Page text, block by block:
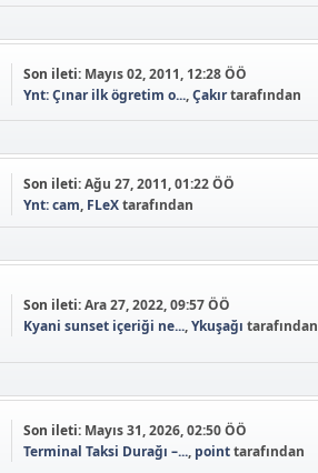
Son ileti: Mayıs 02, 2011, 12:28 ÖÖ
Ynt: Çınar ilk ögretim o...,Çakırtarafından
Son ileti:Ağu 27, 2011, 01:22 ÖÖ
Ynt: cam, FLeXtarafından
Son ileti:Ara 27, 2022, 09:57 ÖÖ
Kyani sunset içeriği ne...,Ykuşağı tarafından
Son ileti: Mayıs 31, 2026, 02:50 ÖÖ
Terminal Taksi Durağı –..., pointtarafından